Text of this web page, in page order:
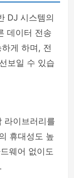
DJ 시스템의
데이터 전송
게 하며, 전
보일 수 있습
라이브러리를
휴대성도 높
웨어 없이도